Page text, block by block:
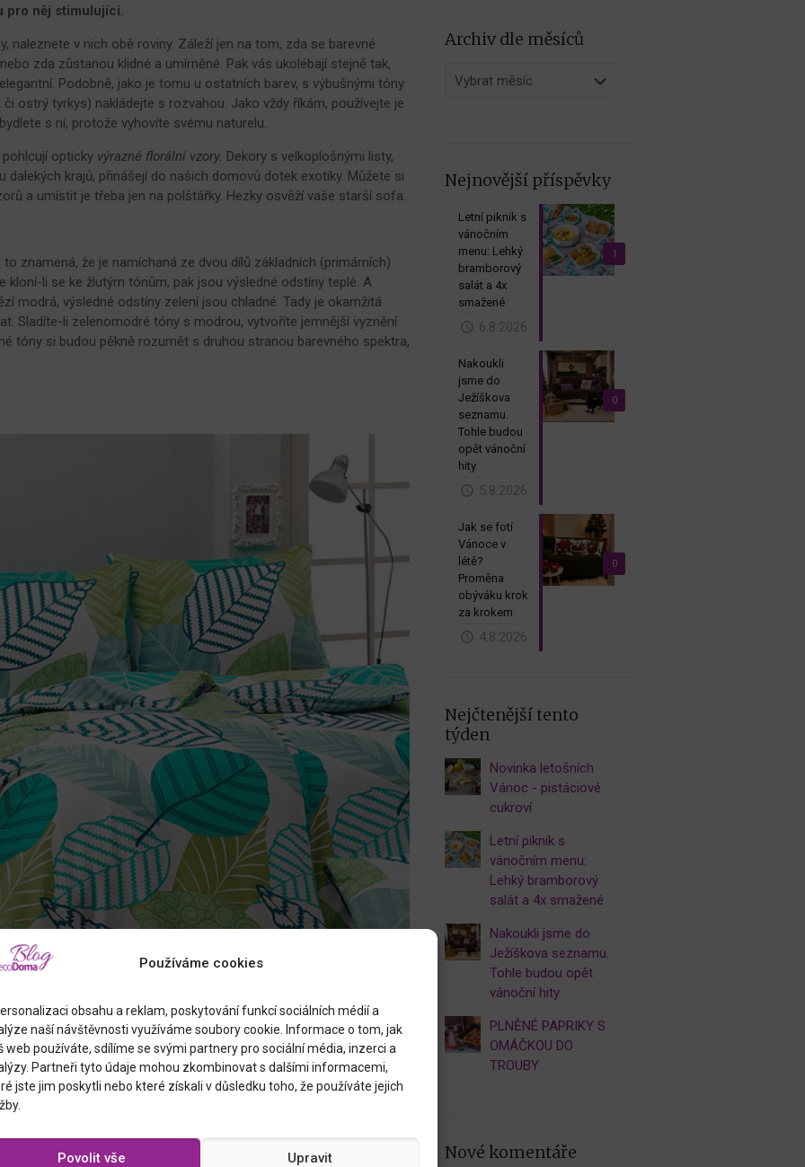
Používáme cookies
obsahu a reklam, poskytování funkcí sociálních médií a
naší návštěvnosti využíváme soubory cookie. Informace o tom, jak
web používáte, sdílíme se svými partnery pro sociální média, inzerci a
Partneři tyto údaje mohou zkombinovat s dalšími informacemi,
jste jim poskytli nebo které získali v důsledku toho, že používáte jejich
Povolit vše Upravit
pro něj stimulující.
naleznete v nich obě roviny. Záleží jen na tom, zda se barevné
zda zůstanou klidné a umírněné. Pak vás ukolébají stejně tak,
Podobně, jako je tomu u ostatních barev, s výbušnými tóny
ostrý tyrkys) nakládejte s rozvahou. Jako vždy říkám, používejte je
s ní, protože vyhovíte svému naturelu.
opticky výrazné florální vzory. Dekory s velkoplošnými listy,
dalekých krajů, přinášejí do našich domovů dotek exotiky. Můžete si
a umístit je třeba jen na polštářky. Hezky osvěží vaše starší sofa.
znamená, že je namíchaná ze dvou dílů základních (primárních)
kloní-li se ke žlutým tónům, pak jsou výsledné odstíny teplé. A
modrá, výsledné odstíny zelení jsou chladné. Tady je okamžitá
Sladíte-li zelenomodré tóny s modrou, vytvoříte jemnější vyznění
tóny si budou pěkně rozumět s druhou stranou barevného spektra,
DOMINANTNÍ PRVEK PROSTORU
budete vnímat zelenou barvu ve svém bytě, pořiďte si
odstínech, o kterých uvažujete. Na dominantní
jak na vás barvy působí. Pokud máte ložnici malých
dekor, například letní puntíky (viz galerie pod
léta si šťavnatou zeleň oblíbíte velice rychle.
Archiv dle měsíců
Archiv
Nejnovější příspěvky
1
Letní piknik s
vánočním
menu: Lehký
bramborový
salát a 4x
smažené
6.8.2026
0
Nakoukli
jsme do
Ježíškova
seznamu.
Tohle budou
opět vánoční
hity.
5.8.2026
0
Jak se fotí
Vánoce v
létě?
Proměna
obýváku krok
za krokem
4.8.2026
Nejčtenější tento
týden
Novinka letošních
Vánoc - pistáciové
cukroví
Letní piknik s
vánočním menu:
Lehký bramborový
salát a 4x smažené
Nakoukli jsme do
Ježíškova seznamu.
Tohle budou opět
vánoční hity.
PLNĚNÉ PAPRIKY S
OMÁČKOU DO
TROUBY
Nové komentáře